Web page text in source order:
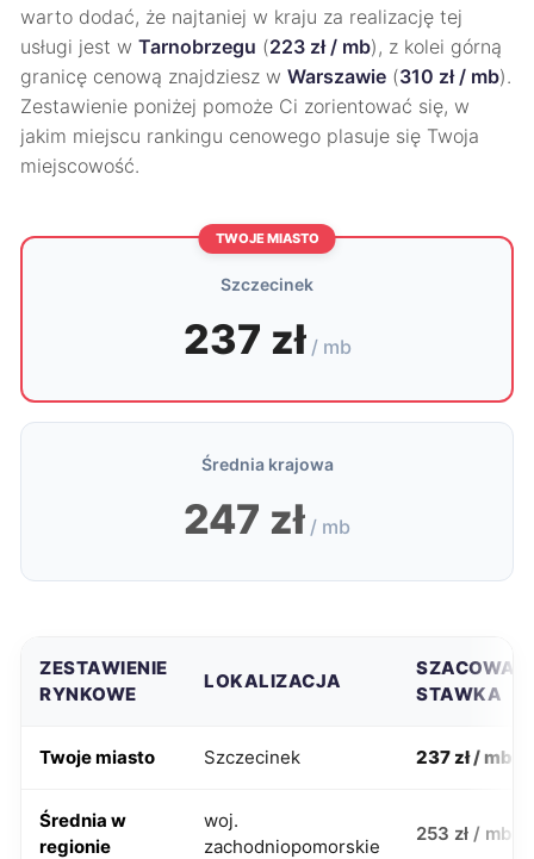
warto dodać, że najtaniej w kraju za realizację tej
usługi jest w Tarnobrzegu (223 zł / mb), z kolei górną
granicę cenową znajdziesz w Warszawie (310 zł / mb).
Zestawienie poniżej pomoże Ci zorientować się, w
jakim miejscu rankingu cenowego plasuje się Twoja
miejscowość.
TWOJE MIASTO
Szczecinek
237 zł / mb
Średnia krajowa
247 zł / mb
ZESTAWIENIE
RYNKOWE
LOKALIZACJA
STAWKA
Twoje miasto Szczecinek 237 zł / mb
Średnia w
regionie
woj.
zachodniopomorskie
253 zł / mb